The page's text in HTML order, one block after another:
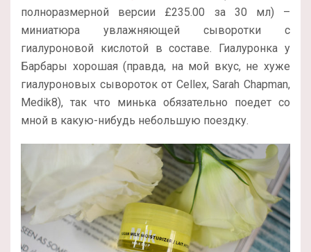
полноразмерной версии £235.00 за 30 мл) –
миниатюра увлажняющей сыворотки с
гиалуроновой кислотой в составе. Гиалуронка у
Барбары хорошая (правда, на мой вкус, не хуже
гиалуроновых сывороток от Cellex, Sarah Chapman,
Medik8), так что минька обязательно поедет со
мной в какую-нибудь небольшую поездку.